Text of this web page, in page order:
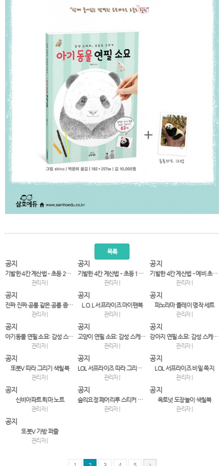
목록
공지
기발한 4칸 계산법 – 초등 2~3학년
관리자 |
공지
기발한 4칸 계산법 – 초등 1~2학년
관리자 |
공지
기발한 4칸 계산법 – 예비 초등~1학년
관리자 |
공지
진짜 진짜 공룡 같은 공룡 종이접기
관리자 |
공지
L.O.L 서프라이즈 마이팬북
관리자 |
공지
파노라마 플레이 명작 세트
관리자 |
공지
아기동물 연필 소묘: 감성 스케치, 오늘도 그리기
관리자 |
공지
고양이 연필 소묘: 감성 스케치, 오늘도 그리기
관리자 |
공지
강아지 연필 소묘: 감성 스케치, 오늘도 그리기
관리자 |
공지
또봇V 따라 그리기 색칠북
관리자 |
공지
LOL 서프라이즈 따라 그리기 색칠북
관리자 |
공지
LOL 서프라이즈 비밀 쪽지
관리자 |
공지
신비아파트 퇴마 노트
관리자 |
공지
숲의요정 페어리루 스티커 코디북 2
관리자 |
공지
옥토넛 도장놀이 색칠북
관리자 |
공지
또봇V 가방 퍼즐
관리자 |